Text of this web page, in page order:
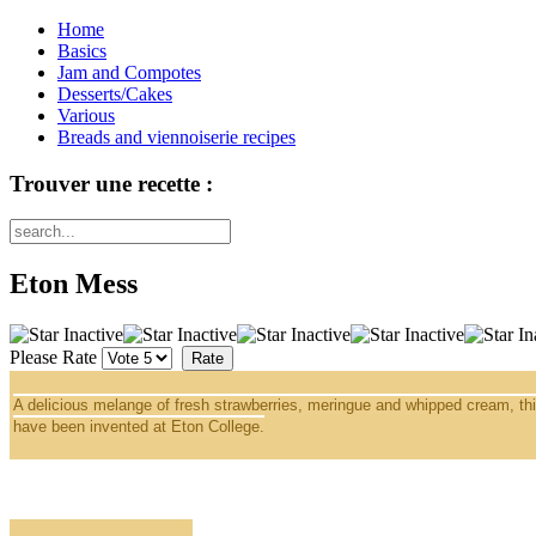
Home
Basics
Jam and Compotes
Desserts/Cakes
Various
Breads and viennoiserie recipes
Trouver une recette :
Eton Mess
Please Rate
A delicious melange of fresh strawberries, meringue and whipped cream,
have been invented at Eton College.